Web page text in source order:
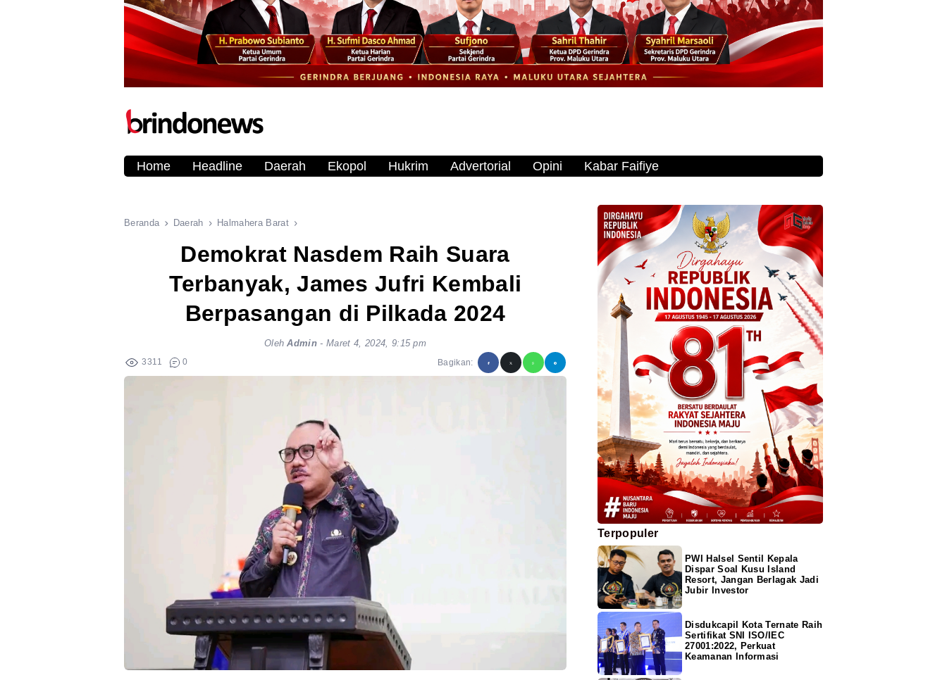
Home Headline Daerah Ekopol Hukrim Advertorial Opini Kabar Faifiye
Beranda Daerah Halmahera Barat
Demokrat Nasdem Raih Suara
Terbanyak, James Jufri Kembali
Berpasangan di Pilkada 2024
OlehAdmin -Maret 4, 2024, 9:15 pm
3311 0 Bagikan:
Terpopuler
PWI Halsel Sentil Kepala
Dispar Soal Kusu Island
Resort, Jangan Berlagak Jadi
Jubir Investor
Disdukcapil Kota Ternate Raih
Sertifikat SNI ISO/IEC
27001:2022, Perkuat
Keamanan Informasi